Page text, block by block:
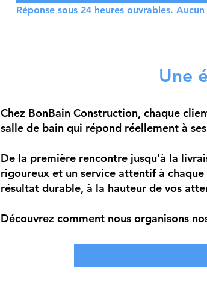
Réponse sous 24 heures ouvrables.
Une
Chez BonBain Construction, chaque
salle de bain qui répond réellement à
De la première rencontre jusqu'à la
rigoureux et un service attentif à
résultat durable, à la hauteur de vos
Découvrez comment nous organisons